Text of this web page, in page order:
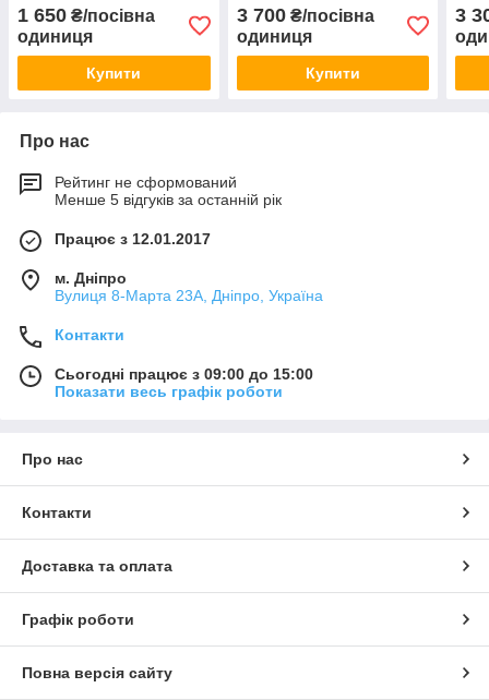
1 650 ₴/посівна
одиниця
Купити
3 700₴/посівна
одиниця
Купити
3
Про нас
Рейтинг не сформований
Менше 5 відгуків за останній рік
Працює з 12.01.2017
м. Дніпро
Вулиця 8-Марта 23А, Дніпро, Україна
Контакти
Сьогодні працює з 09:00 до 15:00
Показати весь графік роботи
Про нас
Контакти
Доставка та оплата
Графік роботи
Повна версія сайту